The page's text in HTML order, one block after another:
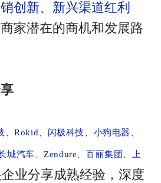
创新、 新兴渠道红利
家潜在的商机和发展路
、Rokid 闪极科技 小狗电器
城汽车 Zendure、百丽集团、上
业分享成熟经验，深度